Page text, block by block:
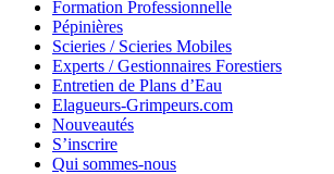
Formation Professionnelle
Pépinières
Scieries / Scieries Mobiles
Experts / Gestionnaires Forestiers
Entretien de Plans d’Eau
Elagueurs-Grimpeurs.com
Nouveautés
S’inscrire
Qui sommes-nous